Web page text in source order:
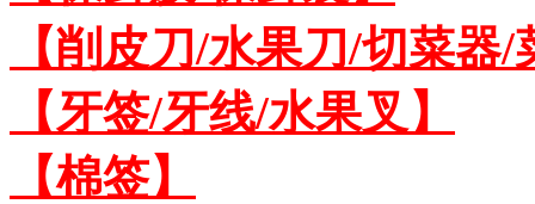
【削皮刀/水果刀/切菜器
【牙签/牙线/水果叉】
【棉签】